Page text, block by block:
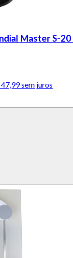
Master S-
sem juros